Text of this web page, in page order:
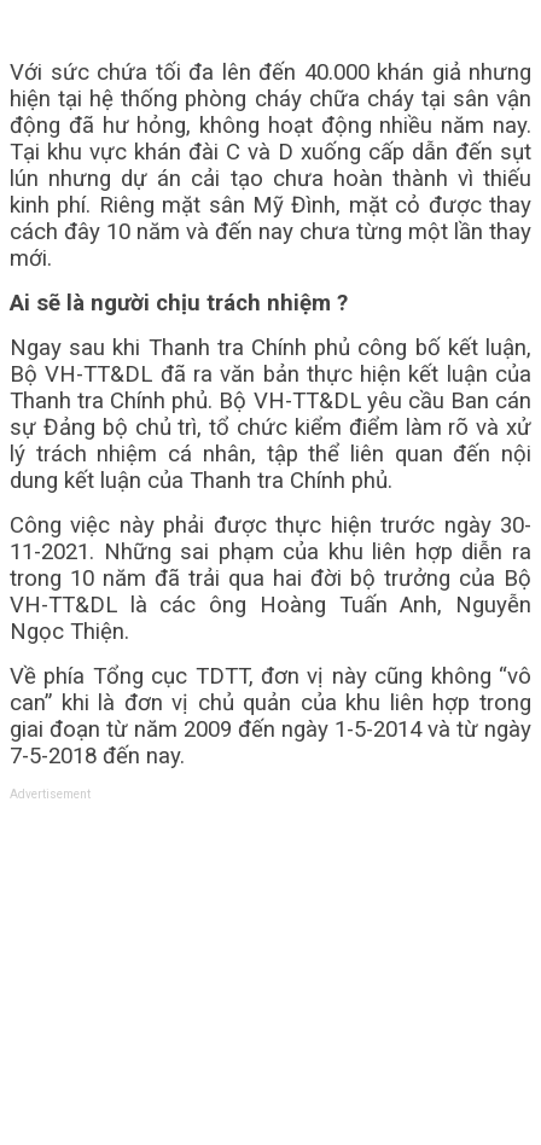
Với sức chứa tối đa lên đến 40.000 khán giả nhưng
hiện tại hệ thống phòng cháy chữa cháy tại sân vận
động đã hư hỏng, không hoạt động nhiều năm nay.
Tại khu vực khán đài C và D xuống cấp dẫn đến sụt
lún nhưng dự án cải tạo chưa hoàn thành vì thiếu
kinh phí. Riêng mặt sân Mỹ Đình, mặt cỏ được thay
cách đây 10 năm và đến nay chưa từng một lần thay
mới.
Ai sẽ là người chịu trách nhiệm ?
Ngay sau khi Thanh tra Chính phủ công bố kết luận,
Bộ VH-TT&DL đã ra văn bản thực hiện kết luận của
Thanh tra Chính phủ. Bộ VH-TT&DL yêu cầu Ban cán
sự Đảng bộ chủ trì, tổ chức kiểm điểm làm rõ và xử
lý trách nhiệm cá nhân, tập thể liên quan đến nội
dung kết luận của Thanh tra Chính phủ.
Công việc này phải được thực hiện trước ngày 30-
11-2021. Những sai phạm của khu liên hợp diễn ra
trong 10 năm đã trải qua hai đời bộ trưởng của Bộ
VH-TT&DL là các ông Hoàng Tuấn Anh, Nguyễn
Ngọc Thiện.
Về phía Tổng cục TDTT, đơn vị này cũng không “vô
can” khi là đơn vị chủ quản của khu liên hợp trong
giai đoạn từ năm 2009 đến ngày 1-5-2014 và từ ngày
7-5-2018 đến nay.
Advertisement